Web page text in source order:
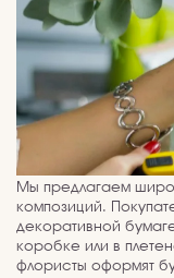
Мы предлагаем
композиций.
декоративной
коробке или в
флористы оформят